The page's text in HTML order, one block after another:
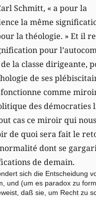
Schmitt, « a pour la
la même
la théologie. » Et il
pour
la classe dirigeante,
de ses
comme
des démocraties
cas ce miroir qui
de quoi sera fait le
dont se
de demain.
sich die Entscheidung
und (um es paradox zu
daß sie, um Recht zu